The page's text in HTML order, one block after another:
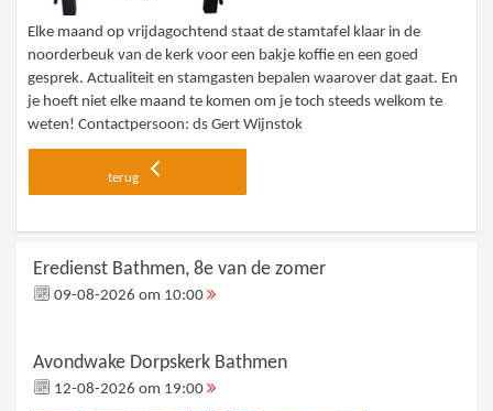
Elke maand op vrijdagochtend staat de stamtafel klaar in de
noorderbeuk van de kerk voor een bakje koffie en een goed
gesprek. Actualiteit en stamgasten bepalen waarover dat gaat. En
je hoeft niet elke maand te komen om je toch steeds welkom te
weten! Contactpersoon: ds Gert Wijnstok
terug
Eredienst Bathmen, 8e van de zomer
09-08-2026 om 10:00
Avondwake Dorpskerk Bathmen
12-08-2026 om 19:00